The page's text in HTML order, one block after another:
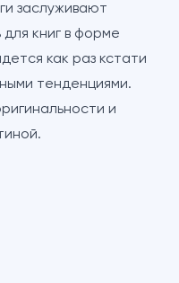
заслуживают
книг в форме
как раз кстати
тенденциями.
и